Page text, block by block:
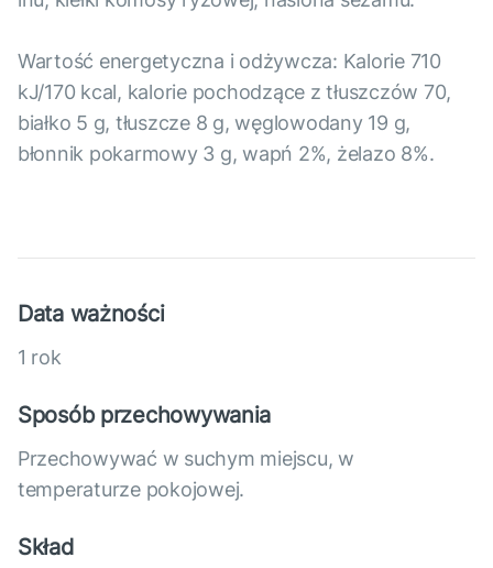
Wartość energetyczna i odżywcza: Kalorie 710
kJ/170 kcal, kalorie pochodzące z tłuszczów 70,
białko 5 g, tłuszcze 8 g, węglowodany 19 g,
błonnik pokarmowy 3 g, wapń 2%, żelazo 8%.
Data ważności
1 rok
Sposób przechowywania
Przechowywać w suchym miejscu, w
temperaturze pokojowej.
Skład